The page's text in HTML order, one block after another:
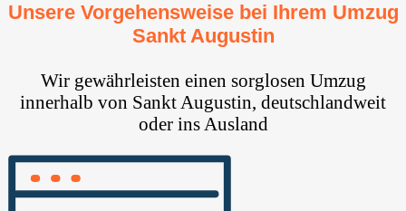
Unsere Vorgehensweise bei Ihrem Umzug
Sankt Augustin
Wir gewährleisten einen sorglosen Umzug
innerhalb von Sankt Augustin, deutschlandweit
oder ins Ausland